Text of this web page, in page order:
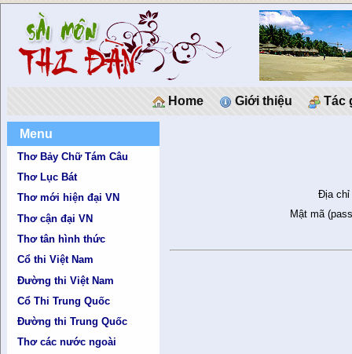
Home Giới thiệu Tác
Menu
Thơ Bảy Chữ Tám Câu
Thơ Lục Bát
Thơ mới hiện đại VN
Thơ cận đại VN
Thơ tân hình thức
Cổ thi Việt Nam
Đường thi Việt Nam
Cổ Thi Trung Quốc
Đường thi Trung Quốc
Thơ các nước ngoài
Địa chỉ
Mật mã